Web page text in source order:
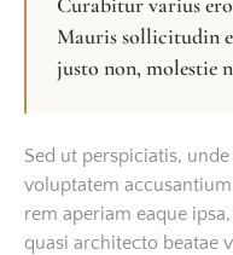
Curabitur varius
Mauris sollicitudin
justo non, molestie
Sed ut perspiciatis,
voluptatem
rem aperiam eaque
quasi architecto beatae